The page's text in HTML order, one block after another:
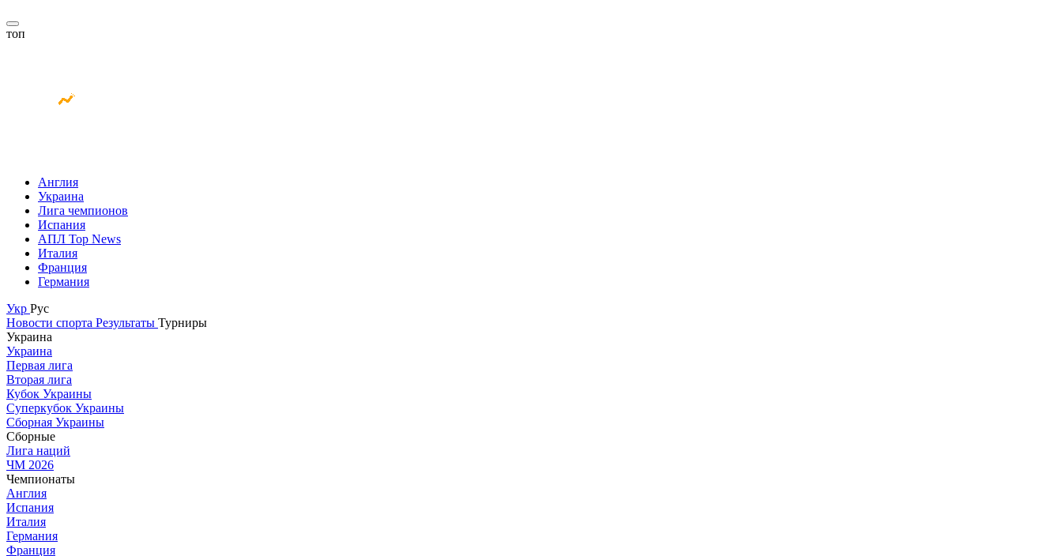
топ
Англия
Украина
Лига чемпионов
Испания
АПЛ Top News
Италия
Франция
Германия
Укр Рус
Новости спорта Результаты Турниры
Украина
Украина
Первая лига
Вторая лига
Кубок Украины
Суперкубок Украины
Сборная Украины
Сборные
Лига наций
ЧМ 2026
Чемпионаты
Англия
Испания
Италия
Германия
Франция